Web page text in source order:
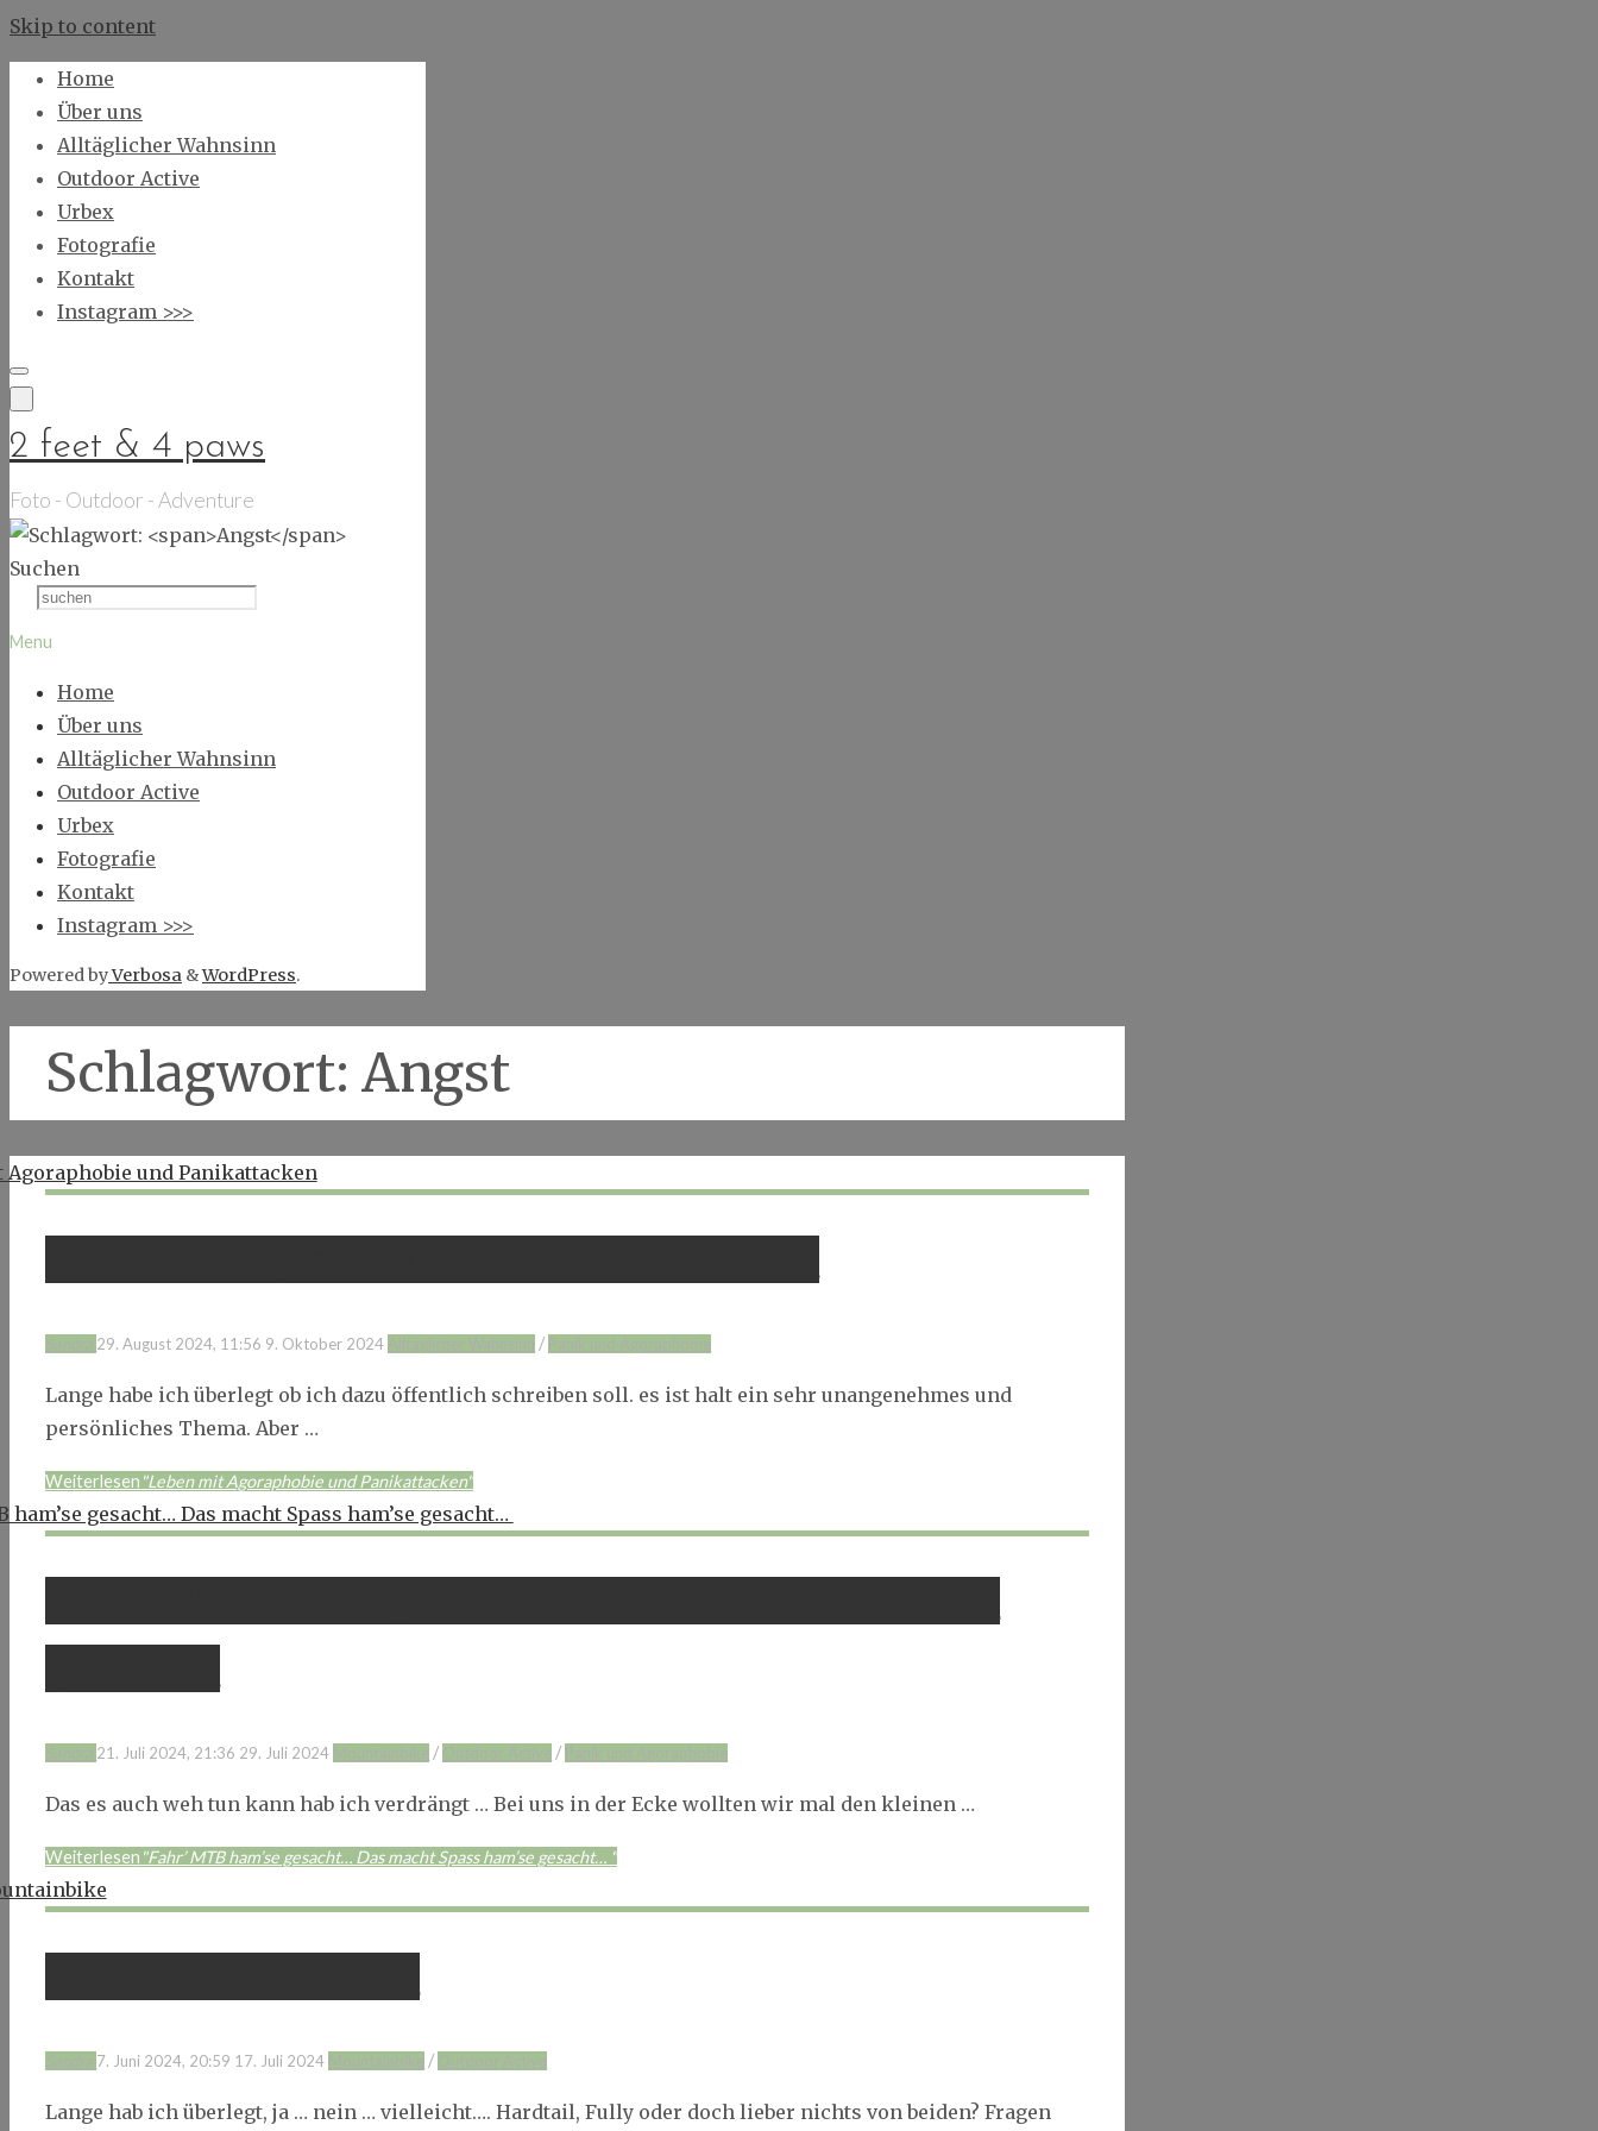
Skip to content
Home
Über uns
Alltäglicher Wahnsinn
Outdoor Active
Urbex
Fotografie
Kontakt
Instagram >>>
2 feet & 4 paws
Foto - Outdoor - Adventure
Suchen
Menu
Home
Über uns
Alltäglicher Wahnsinn
Outdoor Active
Urbex
Fotografie
Kontakt
Instagram >>>
Powered byVerbosa &WordPress.
Schlagwort:Angst
Sandra 29. August 2024, 11:56 9. Oktober 2024 Alltäglicher Wahnsinn / Panik und Agoraphobie
Lange habe ich überlegt ob ich dazu öffentlich schreiben soll. es ist halt ein sehr unangenehmes und
persönliches Thema. Aber …
Weiterlesen "Leben mit Agoraphobie und Panikattacken"
Sandra 21. Juli 2024, 21:36 29. Juli 2024 Mountainbike / Outdoor Active / Panik und Agoraphobie
Das es auch weh tun kann hab ich verdrängt … Bei uns in der Ecke wollten wir mal den kleinen …
Weiterlesen "Fahr’ MTB ham’se gesacht… Das macht Spass ham’se gesacht… "
Sandra 7. Juni 2024, 20:59 17. Juli 2024 Mountainbike / Outdoor Active
Lange hab ich überlegt, ja … nein … vielleicht…. Hardtail, Fully oder doch lieber nichts von beiden? Fragen